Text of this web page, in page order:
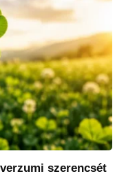
szerencsét